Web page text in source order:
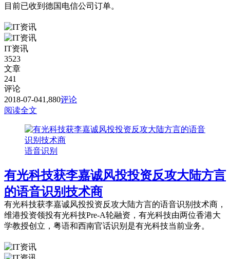
目前已收到德国电信公司订单。
IT资讯
3523
文章
241
评论
2018-07-041,880评论
阅读全文
语音识别
有光科技获李嘉诚风投投资反攻大陆方言
的语音识别技术商
有光科技获李嘉诚风投投资反攻大陆方言的语音识别技术商，
维港投资领投有光科技Pre-A轮融资，有光科技由两位香港大
学教授创立，粤语和西南官话识别是有光科技当前业务。